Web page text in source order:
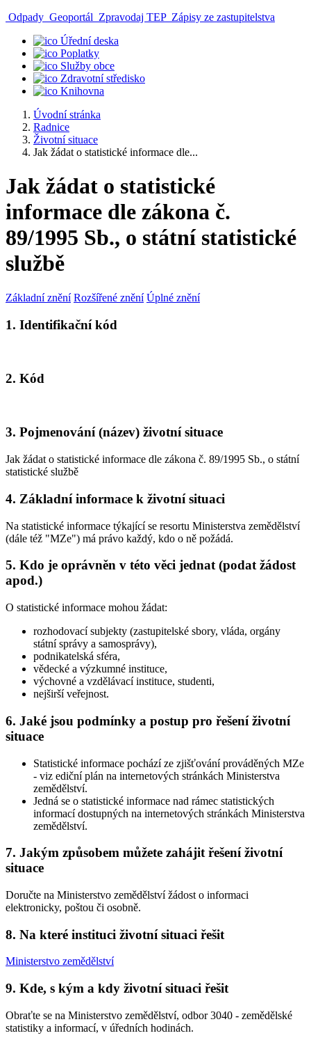
Odpady Geoportál Zpravodaj TEP Zápisy ze zastupitelstva
Úřední deska
Poplatky
Služby obce
Zdravotní středisko
Knihovna
Úvodní stránka
Radnice
Životní situace
Jak žádat o statistické informace dle...
Jak žádat o statistické
informace dle zákona č.
89/1995 Sb., o státní statistické
službě
Základní znění Rozšířené znění Úplné znění
1. Identifikační kód
2. Kód
3. Pojmenování (název) životní situace
Jak žádat o statistické informace dle zákona č. 89/1995 Sb., o státní
statistické službě
4. Základní informace k životní situaci
Na statistické informace týkající se resortu Ministerstva zemědělství
(dále též "MZe") má právo každý, kdo o ně požádá.
5. Kdo je oprávněn v této věci jednat (podat žádost
apod.)
O statistické informace mohou žádat:
rozhodovací subjekty (zastupitelské sbory, vláda, orgány
státní správy a samosprávy),
podnikatelská sféra,
vědecké a výzkumné instituce,
výchovné a vzdělávací instituce, studenti,
nejširší veřejnost.
6. Jaké jsou podmínky a postup pro řešení životní
situace
Statistické informace pochází ze zjišťování prováděných MZe
- viz ediční plán na internetových stránkách Ministerstva
zemědělství.
Jedná se o statistické informace nad rámec statistických
informací dostupných na internetových stránkách Ministerstva
zemědělství.
7. Jakým způsobem můžete zahájit řešení životní
situace
Doručte na Ministerstvo zemědělství žádost o informaci
elektronicky, poštou či osobně.
8. Na které instituci životní situaci řešit
Ministerstvo zemědělství
9. Kde, s kým a kdy životní situaci řešit
Obraťte se na Ministerstvo zemědělství, odbor 3040 - zemědělské
statistiky a informací, v úředních hodinách.